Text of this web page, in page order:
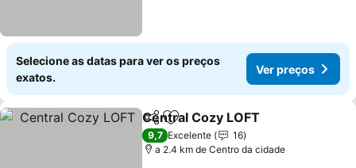
Selecione as datas para ver os preços
exatos.
Ver preços
PartilharAdicionar aos favoritos
Central Cozy LOFT
9,7 Excelente
16
a 2.4 km de Centro da cidade